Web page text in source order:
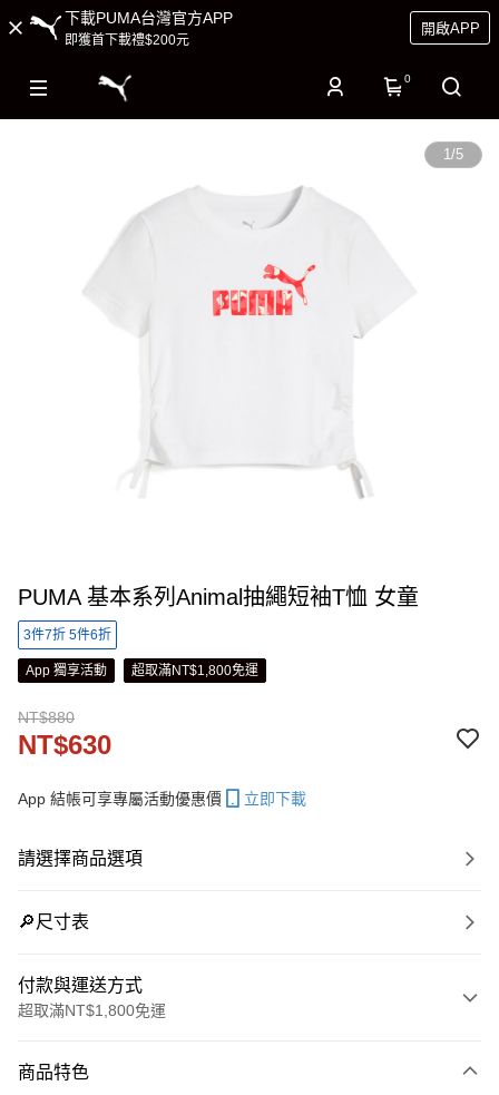
下載PUMA台灣官方APP
即獲首下載禮$200元
開啟APP
0
1/5
PUMA 基本系列Animal抽繩短袖T恤 女童
3件7折 5件6折
App 獨享活動 超取滿NT$1,800免運
NT$880
NT$630
App 結帳可享專屬活動優惠價 立即下載
請選擇商品選項
🔎尺寸表
付款與運送方式
超取滿NT$1,800免運
信用卡一次付款
商品特色